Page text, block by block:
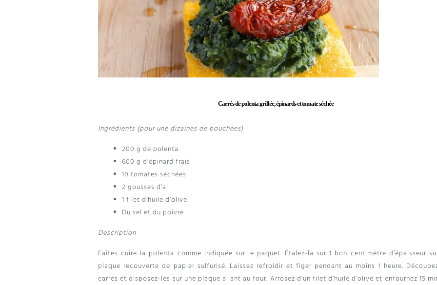
Carrés de polenta grillée, épinards et tomate séchée
Ingrédients (pour une dizaines de bouchées)
200 g de polenta
600 g d’épinard frais
10 tomates séchées
2 gousses d’ail
1 filet d’huile d’olive
Du sel et du poivre
Description
Faites cuire la polenta comme indiquée sur le paquet. Étalez-la sur 1 bon centimètre d’épaisseur
plaque recouverte de papier sulfurisé. Laissez refroidir et figer pendant au moins 1 heure.
carrés et disposez-les sur une plaque allant au four. Arrosez d’un filet d’huile d’olive et enfournez 15